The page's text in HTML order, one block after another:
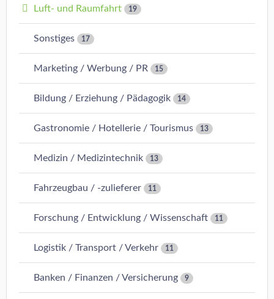
Luft- und Raumfahrt 19
Sonstiges 17
Marketing / Werbung / PR 15
Bildung / Erziehung / Pädagogik 14
Gastronomie / Hotellerie / Tourismus 13
Medizin / Medizintechnik 13
Fahrzeugbau / -zulieferer 11
Forschung / Entwicklung / Wissenschaft 11
Logistik / Transport / Verkehr 11
Banken / Finanzen / Versicherung 9